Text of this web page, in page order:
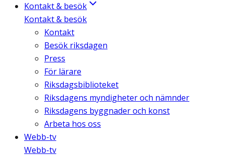
Kontakt & besök
Kontakt & besök
Kontakt
Besök riksdagen
Press
För lärare
Riksdagsbiblioteket
Riksdagens myndigheter och nämnder
Riksdagens byggnader och konst
Arbeta hos oss
Webb-tv
Webb-tv